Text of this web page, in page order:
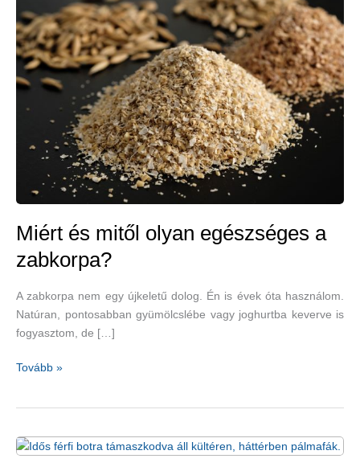
Miért és mitől olyan egészséges a
zabkorpa?
A zabkorpa nem egy újkeletű dolog. Én is évek óta használom.
Natúran, pontosabban gyümölcslébe vagy joghurtba keverve is
fogyasztom, de […]
Miért
egészséges
a
Tovább »